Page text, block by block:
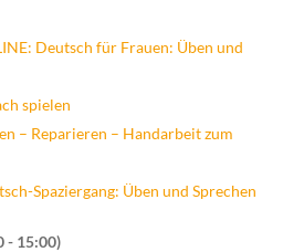
Deutsch für Frauen: Üben und
spielen
– Reparieren – Handarbeit zum
Spaziergang: Üben und Sprechen
- 15:00